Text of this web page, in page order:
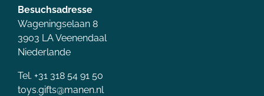
Besuchsadresse
Wageningselaan 8
3903 LA Veenendaal
Niederlande
Tel. +31 318 54 91 50
toys.gifts@manen.nl